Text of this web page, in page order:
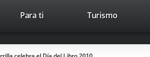
Trabaja
Para ti TurismoEste
abrirá